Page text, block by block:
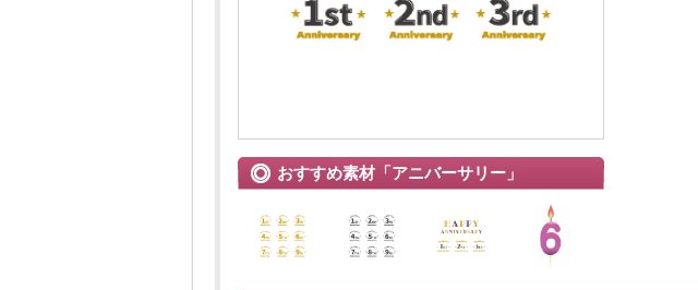
おすすめ素材「アニバーサリー」